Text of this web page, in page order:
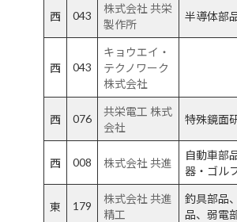
西 043
株式会社 共栄
製作所
半導体部
西 043
キョウエイ・
テクノワーク
株式会社
西 076
共栄電工 株式
会社
特殊鏡面
西 008 株式会社 共進
自動車部
器・ゴル
東 179
株式会社 共進
精工
釣具部品
品、弱電